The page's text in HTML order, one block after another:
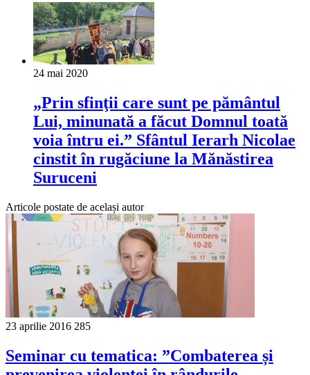
24 mai 2020
„Prin sfinţii care sunt pe pământul
Lui, minunată a făcut Domnul toată
voia întru ei.” Sfântul Ierarh Nicolae
cinstit în rugăciune la Mănăstirea
Suruceni
Articole postate de același autor
23 aprilie 2016 285
Seminar cu tematica: ”Combaterea și